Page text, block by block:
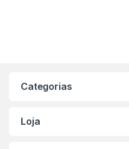
Categorias
Loja